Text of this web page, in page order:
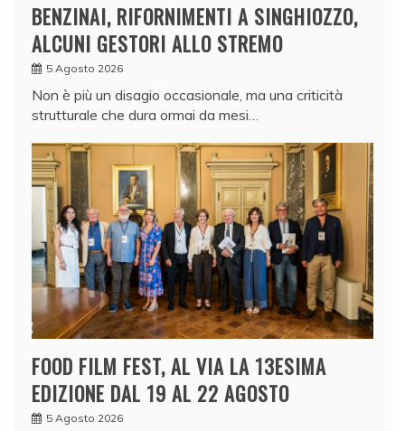
BENZINAI, RIFORNIMENTI A SINGHIOZZO,
ALCUNI GESTORI ALLO STREMO
5 Agosto 2026
Non è più un disagio occasionale, ma una criticità
strutturale che dura ormai da mesi…
FOOD FILM FEST, AL VIA LA 13ESIMA
EDIZIONE DAL 19 AL 22 AGOSTO
5 Agosto 2026